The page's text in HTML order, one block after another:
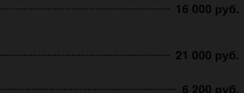
16 000 руб.
21 000 руб.
6 200 руб.